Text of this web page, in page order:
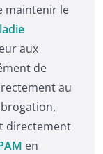
maintenir le
aux
de
au
directement
en